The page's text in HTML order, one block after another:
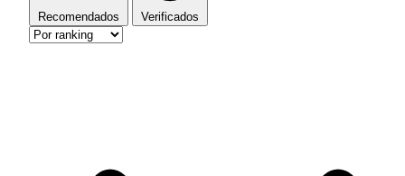
Recomendados Verificados